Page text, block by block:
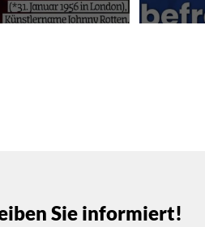
Sie informiert!